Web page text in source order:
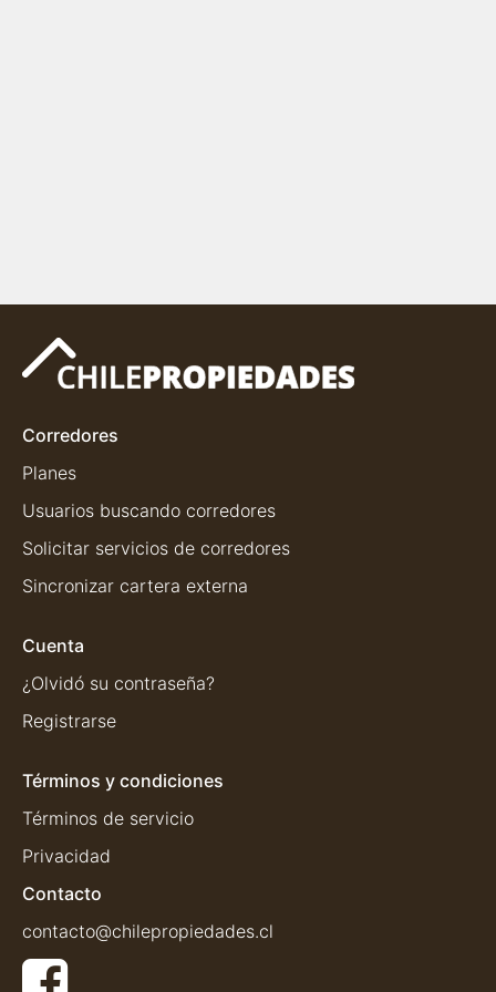
Corredores
Planes
Usuarios buscando corredores
Solicitar servicios de corredores
Sincronizar cartera externa
Cuenta
¿Olvidó su contraseña?
Registrarse
Términos y condiciones
Términos de servicio
Privacidad
Contacto
contacto@chilepropiedades.cl